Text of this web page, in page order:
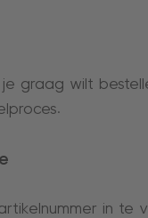
graag wilt
in te